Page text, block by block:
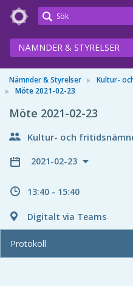
Meetings+
NÄMNDER & STYRELSER
Nämnder & Styrelser
Kultur-
Möte 2021-02-23
Möte 2021-02-23
Kultur- och
2021-02-23
13:40 - 15:40
Digitalt via Teams
Protokoll